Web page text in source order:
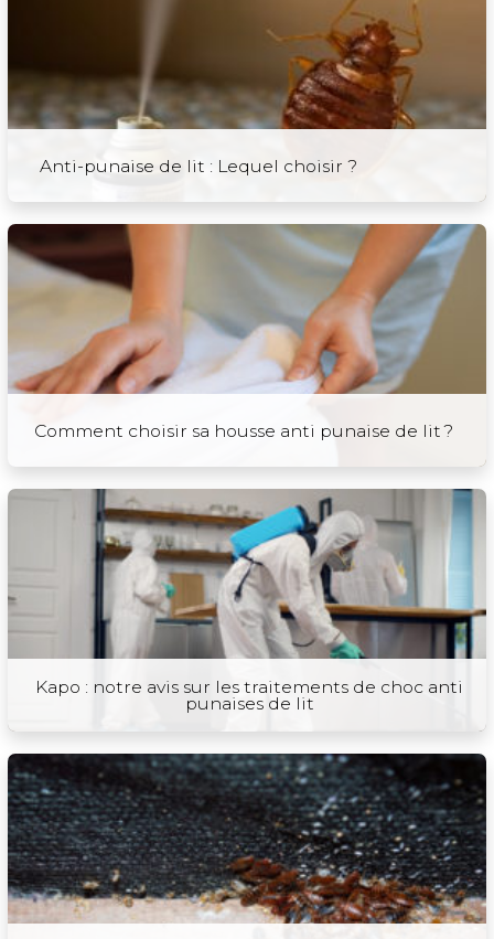
Anti-punaise de lit : Lequel choisir ?
Comment choisir sa housse anti punaise de lit ?
Kapo : notre avis sur les traitements de choc anti
punaises de lit